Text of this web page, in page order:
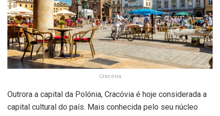
Cracóvia
Outrora a capital da Polónia, Cracóvia é hoje considerada a
capital cultural do país. Mais conhecida pelo seu núcleo